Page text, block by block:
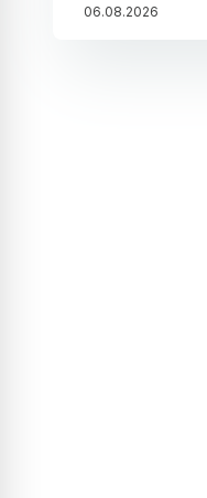
06.08.2026